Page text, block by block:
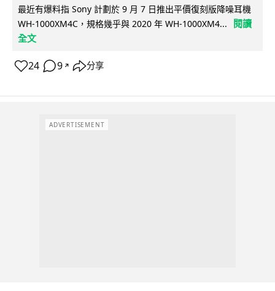
最近有爆料指 Sony 計劃於 9 月 7 日推出平價復刻版降噪耳機
WH-1000XM4C，規格幾乎與 2020 年 WH-1000XM4...
閱讀
全文
24 9 ↗ 分享
ADVERTISEMENT